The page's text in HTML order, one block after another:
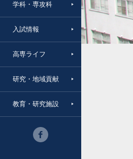
学科・専攻科
入試情報
高専ライフ
研究・地域貢献
教育・研究施設